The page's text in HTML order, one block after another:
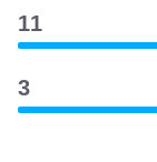
11
3